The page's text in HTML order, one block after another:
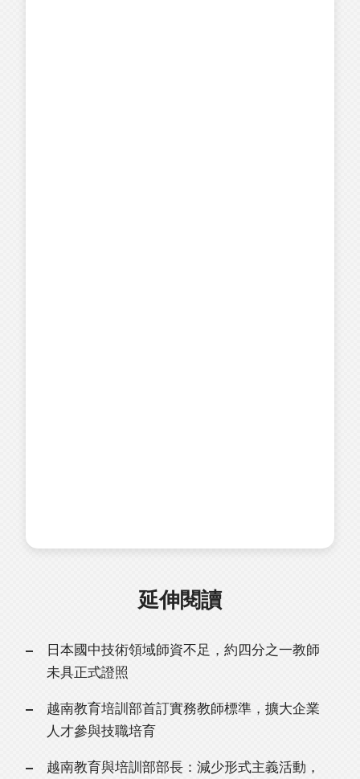
延伸閱讀
日本國中技術領域師資不足，約四分之一教師
未具正式證照
越南教育培訓部首訂實務教師標準，擴大企業
人才參與技職培育
越南教育與培訓部部長：減少形式主義活動，